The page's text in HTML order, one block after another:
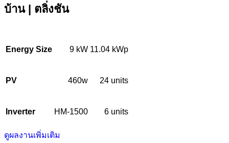
บ้าน | ตลิ่งชัน
Energy Size 9 kW 11.04 kWp
PV 460w 24 units
Inverter HM-1500 6 units
ดูผลงานเพิ่มเติม